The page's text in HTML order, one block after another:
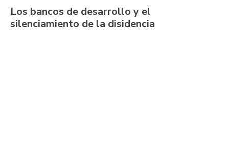
Los bancos de desarrollo y el
silenciamiento de la disidencia